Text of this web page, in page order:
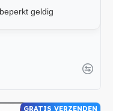
geldig
GRATIS VERZENDEN